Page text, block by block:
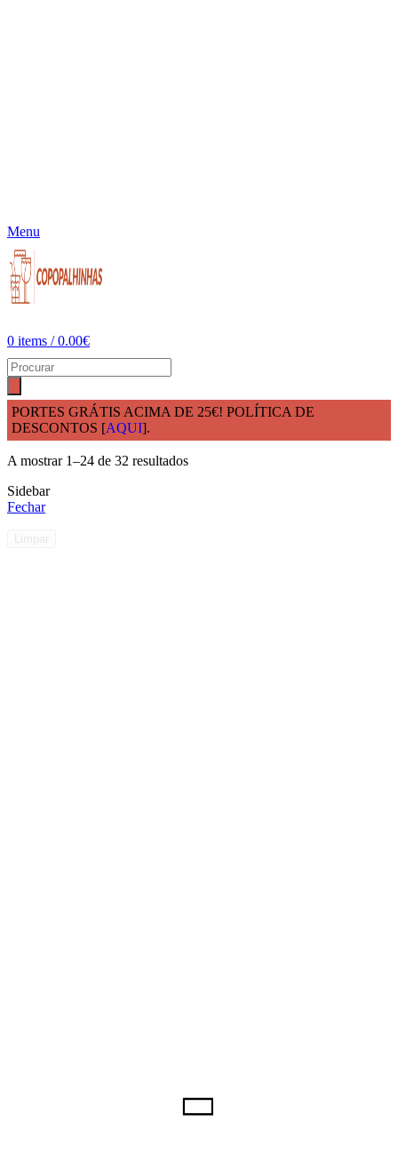
Menu
0 items / 0.00€
PORTES GRÁTIS ACIMA DE 25€! POLÍTICA DE
DESCONTOS [AQUI].
InícioLOUÇAS REUTILIZÁVEIS
A mostrar 1–24 de 32 resultados
Sidebar
Fechar